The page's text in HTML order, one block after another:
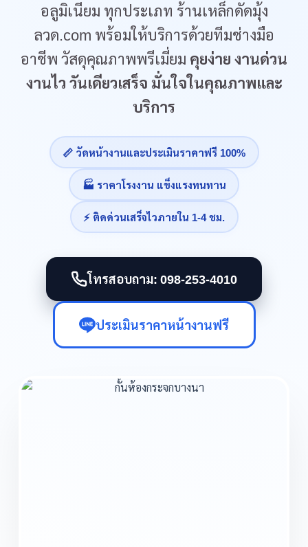
อลูมิเนียม ทุกประเภท ร้านเหล็กดัดมุ้ง
ลวด.com พร้อมให้บริการด้วยทีมช่างมือ
อาชีพ วัสดุคุณภาพพรีเมี่ยม คุยง่าย งานด่วน
งานไว วันเดียวเสร็จ มั่นใจในคุณภาพและ
บริการ
📏 วัดหน้างานและประเมินราคาฟรี 100%
🏭 ราคาโรงงาน แข็งแรงทนทาน
⚡ ติดด่วนเสร็จไวภายใน 1-4 ชม.
โทรสอบถาม: 098-253-4010
ประเมินราคาหน้างานฟรี